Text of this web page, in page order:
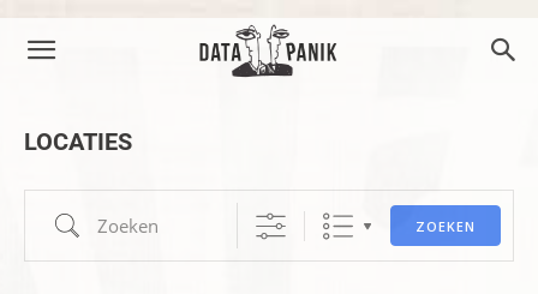
LOCATIES
Zoeken ZOEKEN